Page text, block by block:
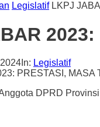
Legislatif LKPJ
2023:
In: Legislatif
DPRD